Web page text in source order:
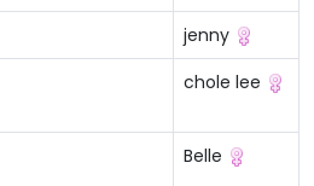
jenny
chole lee
Belle